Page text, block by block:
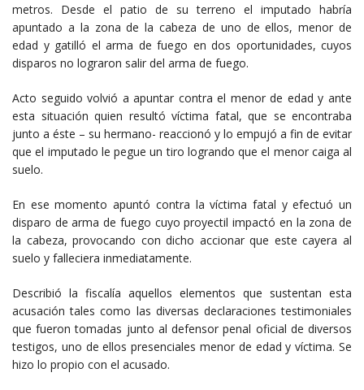
metros. Desde el patio de su terreno el imputado habría
apuntado a la zona de la cabeza de uno de ellos, menor de
edad y gatilló el arma de fuego en dos oportunidades, cuyos
disparos no lograron salir del arma de fuego.
Acto seguido volvió a apuntar contra el menor de edad y ante
esta situación quien resultó víctima fatal, que se encontraba
junto a éste – su hermano- reaccionó y lo empujó a fin de evitar
que el imputado le pegue un tiro logrando que el menor caiga al
suelo.
En ese momento apuntó contra la víctima fatal y efectuó un
disparo de arma de fuego cuyo proyectil impactó en la zona de
la cabeza, provocando con dicho accionar que este cayera al
suelo y falleciera inmediatamente.
Describió la fiscalía aquellos elementos que sustentan esta
acusación tales como las diversas declaraciones testimoniales
que fueron tomadas junto al defensor penal oficial de diversos
testigos, uno de ellos presenciales menor de edad y víctima. Se
hizo lo propio con el acusado.